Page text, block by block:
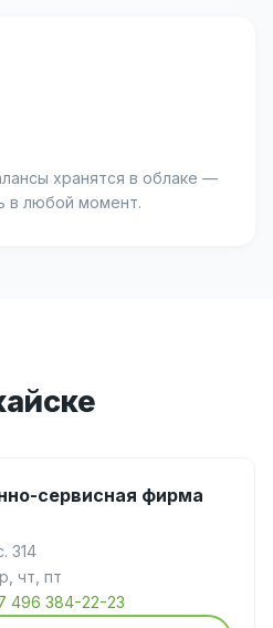
хранятся в облаке —
в любой момент.
сервисная фирма
314
чт, пт
496 384-22-23